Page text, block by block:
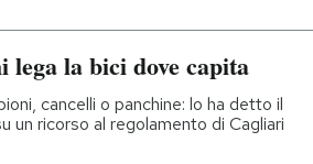
la bici dove capita
cancelli o panchine: lo ha detto il
un ricorso al regolamento di Cagliari